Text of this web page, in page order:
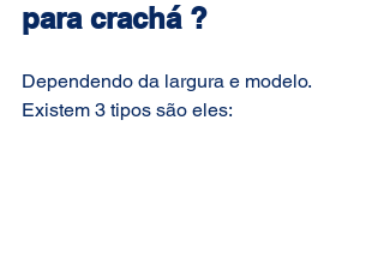
para crachá ?
Dependendo da largura e modelo.
Existem 3 tipos são eles: